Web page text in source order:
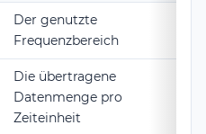
Der genutzte
Frequenzbereich
Die übertragene
Datenmenge pro
Zeiteinheit